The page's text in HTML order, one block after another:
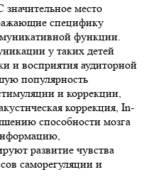
место
специфику
функции.
у таких детей
и восприятия аудиторной
популярность
и коррекции,
коррекция, In-
способности мозга
развитие чувства
саморегуляции и